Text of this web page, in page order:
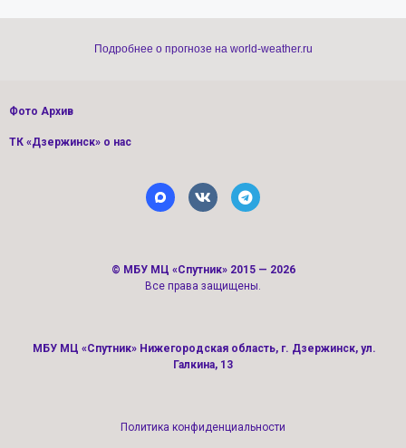
Подробнее о прогнозе на world-weather.ru
Фото Архив
ТК «Дзержинск» о нас
© МБУ МЦ «Спутник» 2015 — 2026
Все права защищены.
МБУ МЦ «Спутник» Нижегородская область, г. Дзержинск, ул.
Галкина, 13
Политика конфиденциальности